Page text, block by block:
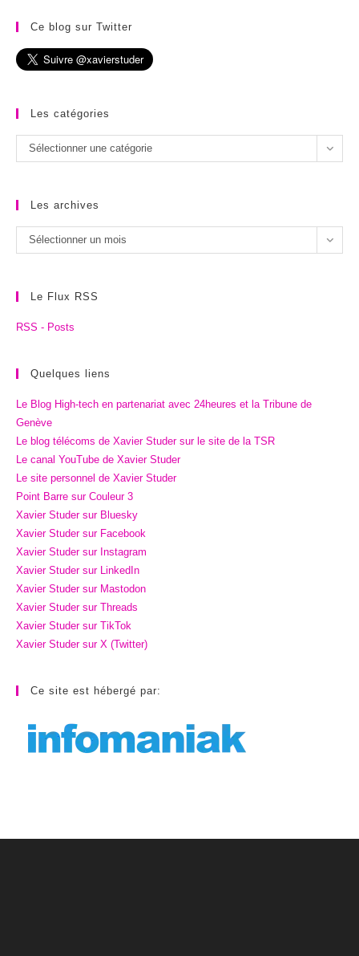
Ce blog sur Twitter
Les catégories
Les
catégories
Sélectionner une catégorie
Les archives
Les
archives
Sélectionner un mois
Le Flux RSS
RSS - Posts
Quelques liens
Le Blog High-tech en partenariat avec 24heures et la Tribune de
Genève
Le blog télécoms de Xavier Studer sur le site de la TSR
Le canal YouTube de Xavier Studer
Le site personnel de Xavier Studer
Point Barre sur Couleur 3
Xavier Studer sur Bluesky
Xavier Studer sur Facebook
Xavier Studer sur Instagram
Xavier Studer sur LinkedIn
Xavier Studer sur Mastodon
Xavier Studer sur Threads
Xavier Studer sur TikTok
Xavier Studer sur X (Twitter)
Ce site est hébergé par: